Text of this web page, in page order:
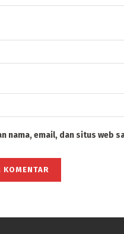
nama, email, dan situs web